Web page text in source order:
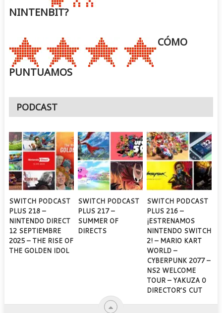
NINTENBIT?
CÓMO
PUNTUAMOS
PODCAST
SWITCH PODCAST
PLUS 218 –
NINTENDO DIRECT
12 SEPTIEMBRE
2025 – THE RISE OF
THE GOLDEN IDOL
SWITCH PODCAST
PLUS 217 –
SUMMER OF
DIRECTS
SWITCH PODCAST
PLUS 216 –
¡ESTRENAMOS
NINTENDO SWITCH
2! – MARIO KART
WORLD –
CYBERPUNK 2077 –
NS2 WELCOME
TOUR – YAKUZA 0
DIRECTOR’S CUT